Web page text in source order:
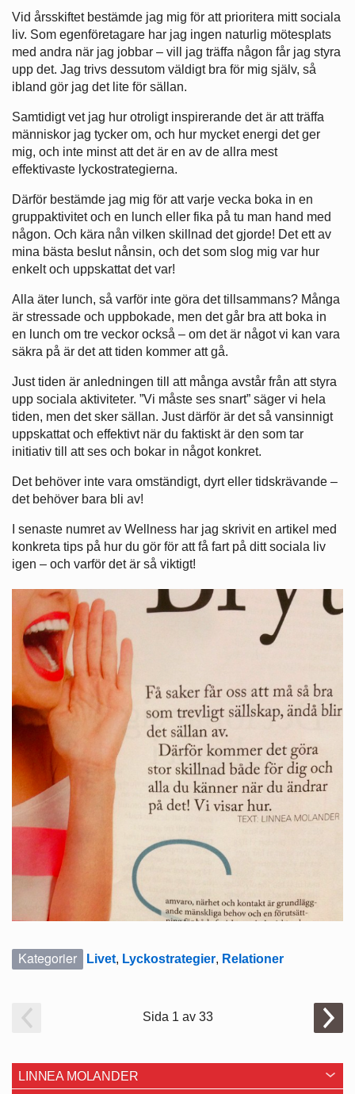
Vid årsskiftet bestämde jag mig för att prioritera mitt sociala
liv. Som egenföretagare har jag ingen naturlig mötesplats
med andra när jag jobbar – vill jag träffa någon får jag styra
upp det. Jag trivs dessutom väldigt bra för mig själv, så
ibland gör jag det lite för sällan.
Samtidigt vet jag hur otroligt inspirerande det är att träffa
människor jag tycker om, och hur mycket energi det ger
mig, och inte minst att det är en av de allra mest
effektivaste lyckostrategierna.
Därför bestämde jag mig för att varje vecka boka in en
gruppaktivitet och en lunch eller fika på tu man hand med
någon. Och kära nån vilken skillnad det gjorde! Det ett av
mina bästa beslut nånsin, och det som slog mig var hur
enkelt och uppskattat det var!
Alla äter lunch, så varför inte göra det tillsammans? Många
är stressade och uppbokade, men det går bra att boka in
en lunch om tre veckor också – om det är något vi kan vara
säkra på är det att tiden kommer att gå.
Just tiden är anledningen till att många avstår från att styra
upp sociala aktiviteter. ”Vi måste ses snart” säger vi hela
tiden, men det sker sällan. Just därför är det så vansinnigt
uppskattat och effektivt när du faktiskt är den som tar
initiativ till att ses och bokar in något konkret.
Det behöver inte vara omständigt, dyrt eller tidskrävande –
det behöver bara bli av!
I senaste numret av Wellness har jag skrivit en artikel med
konkreta tips på hur du gör för att få fart på ditt sociala liv
igen – och varför det är så viktigt!
Kategorier Livet, Lyckostrategier, Relationer
Sida 1 av 33
LINNEA MOLANDER